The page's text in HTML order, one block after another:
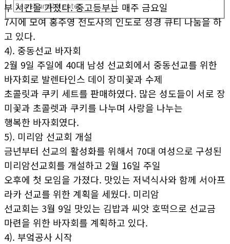
부 시간을 가졌다. 중고등부는 매주 금요일
7시에 모여 홍주영 전도사의 인도로 성경 큐티 나눔을 하
고 있다.
4). 중동선교 바자회
2월 9일 주일에 40대 남성 선교회에서 중동선교를 위한
바자회로 발렌타인스 데이 장미꽃과 수제
초콜릿과 쿠키 세트를 판매하였다. 많은 성도들이 서로 장
미꽃과 초콜렛과 쿠키를 나누며 사랑을 나누는
행복한 바자회였다.
5). 미리암 선교회 개설
금년부터 선교의 활성화를 위해서 70대 여성으로 구성된
미리암선교회를 개설하고 2월 16일 주일
오후에 첫 모임을 가졌다. 맛있는 저녁식사와 함께 서아프
라카 선교를 위한 계획을 세웠다. 미리암
선교회는 3월 9일 맛있는 김밥과 씨앗 호떡으로 선교금
마련을 위한 바자회를 계획하고 있다.
4). 부엌공사 시작